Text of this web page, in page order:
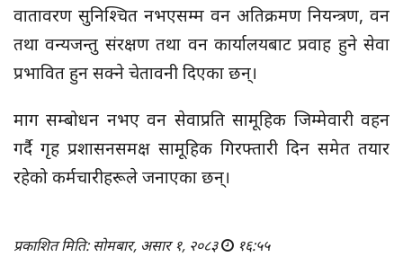
वातावरण सुनिश्चित नभएसम्म वन अतिक्रमण नियन्त्रण, वन
तथा वन्यजन्तु संरक्षण तथा वन कार्यालयबाट प्रवाह हुने सेवा
प्रभावित हुन सक्ने चेतावनी दिएका छन्।
माग सम्बोधन नभए वन सेवाप्रति सामूहिक जिम्मेवारी वहन
गर्दै गृह प्रशासनसमक्ष सामूहिक गिरफ्तारी दिन समेत तयार
रहेको कर्मचारीहरूले जनाएका छन्।
प्रकाशित मिति: सोमबार, असार १, २०८३ १६:५५